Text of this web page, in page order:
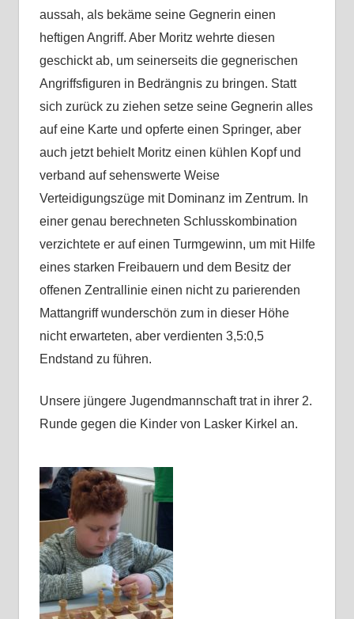
aussah, als bekäme seine Gegnerin einen
heftigen Angriff. Aber Moritz wehrte diesen
geschickt ab, um seinerseits die gegnerischen
Angriffsfiguren in Bedrängnis zu bringen. Statt
sich zurück zu ziehen setze seine Gegnerin alles
auf eine Karte und opferte einen Springer, aber
auch jetzt behielt Moritz einen kühlen Kopf und
verband auf sehenswerte Weise
Verteidigungszüge mit Dominanz im Zentrum. In
einer genau berechneten Schlusskombination
verzichtete er auf einen Turmgewinn, um mit Hilfe
eines starken Freibauern und dem Besitz der
offenen Zentrallinie einen nicht zu parierenden
Mattangriff wunderschön zum in dieser Höhe
nicht erwarteten, aber verdienten 3,5:0,5
Endstand zu führen.
Unsere jüngere Jugendmannschaft trat in ihrer 2.
Runde gegen die Kinder von Lasker Kirkel an.